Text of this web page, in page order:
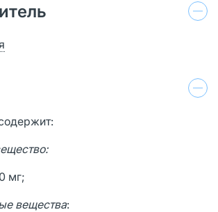
мг;
вещества: